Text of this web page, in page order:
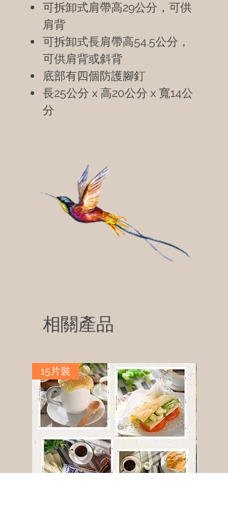
可拆卸式肩帶高29公分，可供
肩背
可拆卸式長肩帶高54.5公分，
可供肩背或斜背
底部有四個防護腳釘
長25公分 x 高20公分 x 寬14公
分
相關產品
15片裝